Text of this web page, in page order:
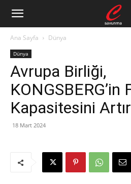
Ana Sayfa Dünya
Dünya
Avrupa Birliği,
KONGSBERG’in
Kapasitesini
18 Mart 2024